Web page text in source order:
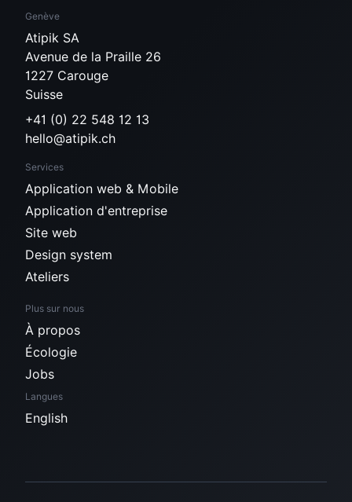
Genève
Atipik SA
Avenue de la Praille 26
1227 Carouge
Suisse
+41 (0) 22 548 12 13
hello@atipik.ch
Services
Application web & Mobile
Application d'entreprise
Site web
Design system
Ateliers
Plus sur nous
À propos
Écologie
Jobs
Langues
English